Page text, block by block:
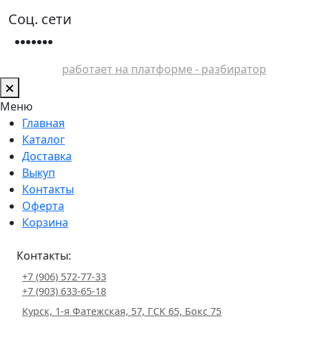
Соц. сети
работает на платформе - разбиратор
Меню
Главная
Каталог
Доставка
Выкуп
Контакты
Оферта
Корзина
Контакты:
+7 (906) 572-77-33
+7 (903) 633-65-18
Курск, 1-я Фатежская, 57, ГСК 65, Бокс 75